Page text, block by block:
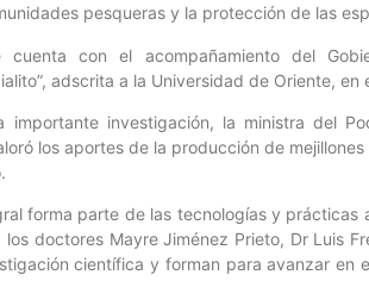
pesqueras y la protección de las
cuenta con el acompañamiento del
adscrita a la Universidad de Oriente, en
importante investigación, la ministra del
los aportes de la producción de
forma parte de las tecnologías y prácticas
doctores Mayre Jiménez Prieto, Dr Luis
científica y forman para avanzar en